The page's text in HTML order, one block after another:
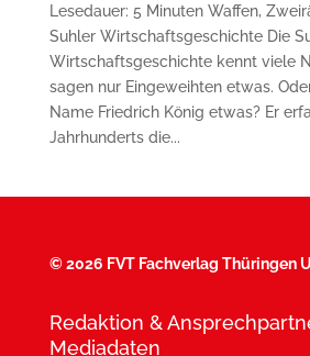
Lesedauer: 5 Minuten Waffen,
Suhler Wirtschaftsgeschichte Die
Wirtschaftsgeschichte kennt viele
sagen nur Eingeweihten etwas.
Name Friedrich König etwas? Er
Jahrhunderts die...
©2026 FVT Fachverlag Thüringen
Redaktion &
Mediadaten